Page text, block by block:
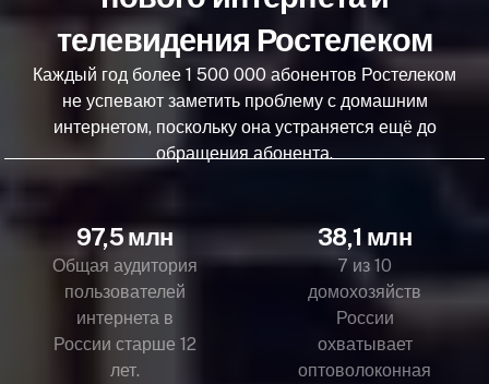
телевидения Ростелеком
Каждый год более 1 500 000 абонентов Ростелеком
не успевают заметить проблему с домашним
интернетом, поскольку она устраняется ещё до
обращения абонента.
97,5 млн
Общая аудитория
пользователей
интернета в
России старше 12
лет.
38,1 млн
7 из 10
домохозяйств
России
охватывает
оптоволоконная